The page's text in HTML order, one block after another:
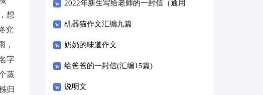
想
究
，
字
蒸
归
2022年新生写给老师的一封信（通用
8篇）
机器猫作文汇编九篇
奶奶的味道作文
给爸爸的一封信(汇编15篇)
说明文